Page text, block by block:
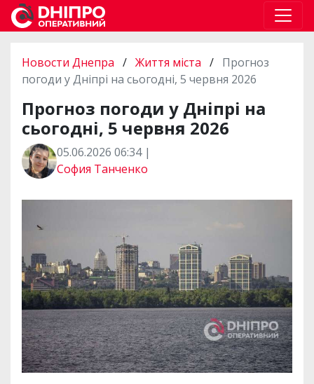
Новости Днепра / Життя міста / Прогноз
погоди у Дніпрі на сьогодні, 5 червня 2026
Прогноз погоди у Дніпрі на
сьогодні, 5 червня 2026
05.06.2026 06:34 |
София Танченко